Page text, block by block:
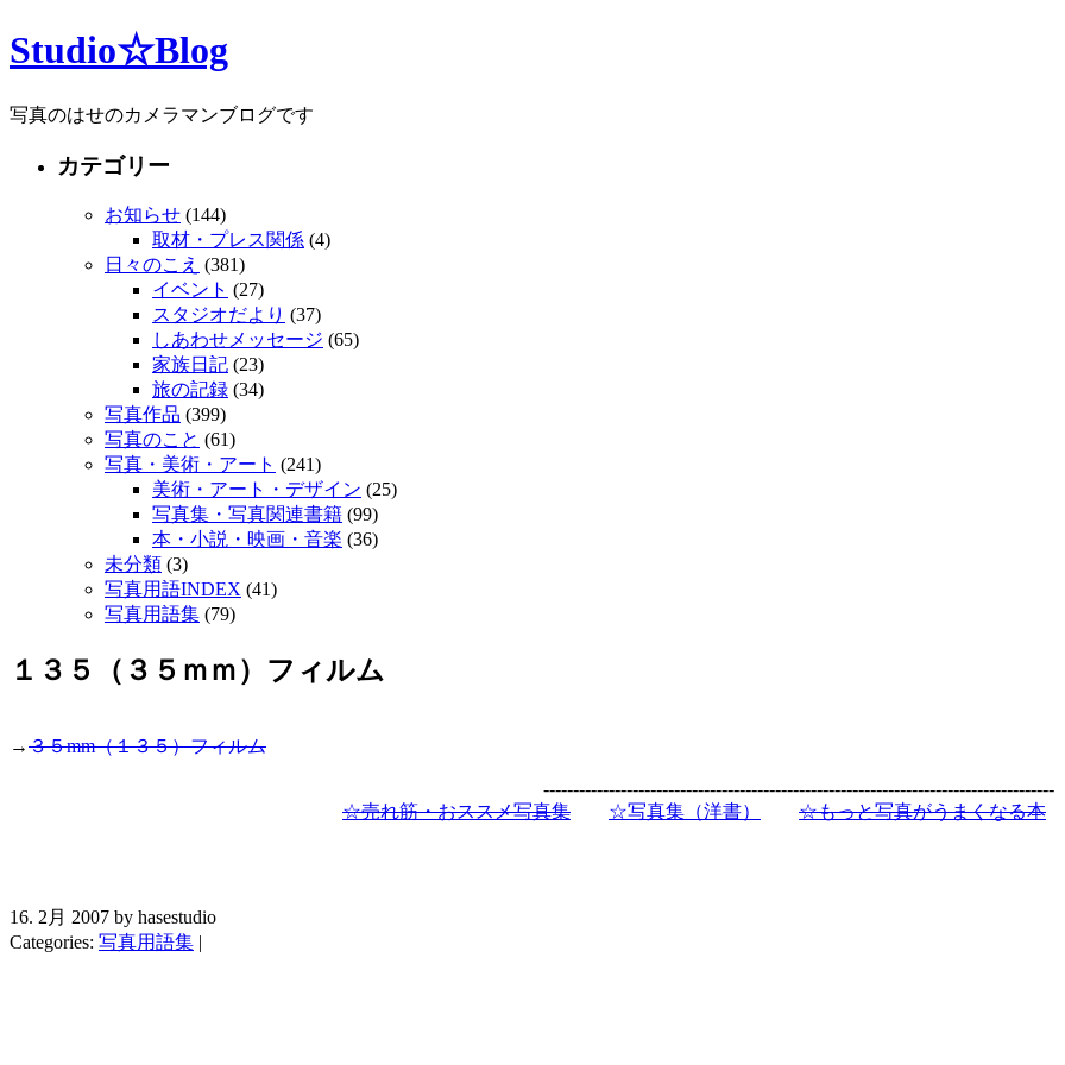
Studio☆Blog
写真のはせのカメラマンブログです
カテゴリー
お知らせ (144)
取材・プレス関係 (4)
日々のこえ (381)
イベント (27)
スタジオだより (37)
しあわせメッセージ (65)
家族日記 (23)
旅の記録 (34)
写真作品 (399)
写真のこと (61)
写真・美術・アート (241)
美術・アート・デザイン (25)
写真集・写真関連書籍 (99)
本・小説・映画・音楽 (36)
未分類 (3)
写真用語INDEX (41)
写真用語集 (79)
１３５（３５ｍｍ）フィルム
→３５mm（１３５）フィルム
--------------------------------------------------------------------------------------
☆売れ筋・おススメ写真集
☆写真集（洋書） ☆もっと写真がうまくなる本
16. 2月 2007 by hasestudio
Categories: 写真用語集 |